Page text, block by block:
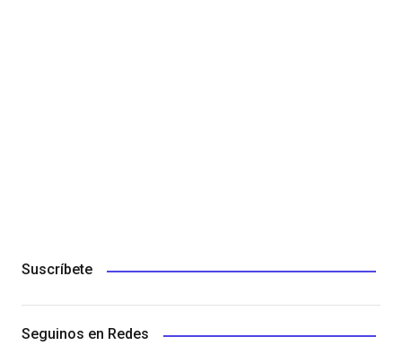
Suscríbete
Seguinos en Redes